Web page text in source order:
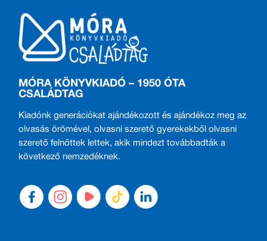
MÓRA KÖNYVKIADÓ – 1950 ÓTA
CSALÁDTAG
Kiadónk generációkat ajándékozott és ajándékoz meg az
olvasás örömével, olvasni szerető gyerekekből olvasni
szerető felnőttek lettek, akik mindezt továbbadták a
következő nemzedéknek.